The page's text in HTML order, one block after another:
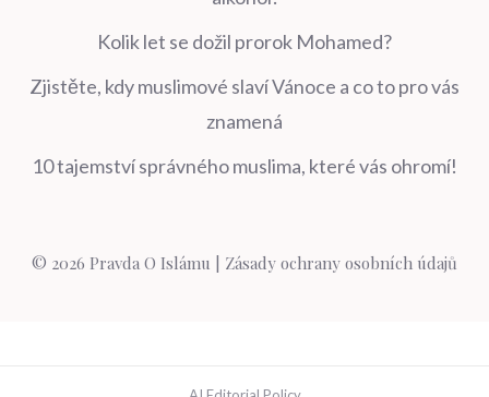
Kolik let se dožil prorok Mohamed?
Zjistěte, kdy muslimové slaví Vánoce a co to pro vás
znamená
10 tajemství správného muslima, které vás ohromí!
© 2026 Pravda O Islámu | Zásady ochrany osobních údajů